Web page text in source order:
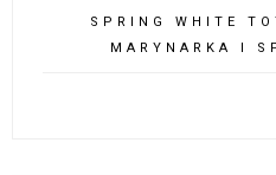
SPRING WHITE
MARYNARKA I